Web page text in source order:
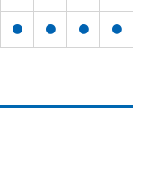
● ● ● ●